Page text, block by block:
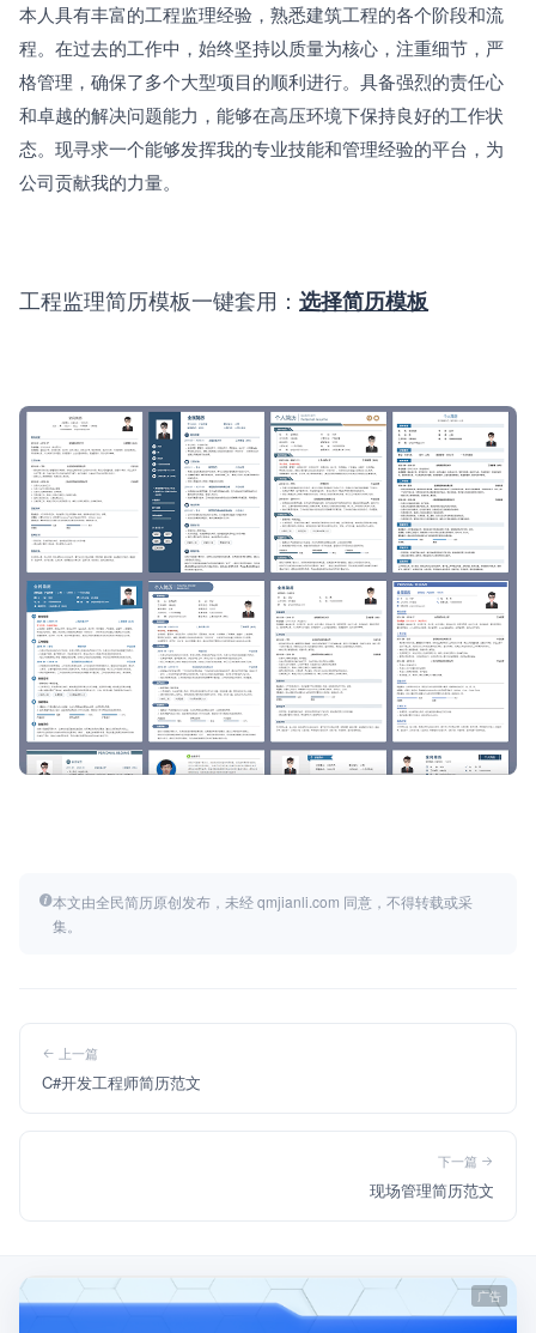
本人具有丰富的工程监理经验，熟悉建筑工程的各个阶段和流
程。在过去的工作中，始终坚持以质量为核心，注重细节，严
格管理，确保了多个大型项目的顺利进行。具备强烈的责任心
和卓越的解决问题能力，能够在高压环境下保持良好的工作状
态。现寻求一个能够发挥我的专业技能和管理经验的平台，为
公司贡献我的力量。
工程监理简历模板一键套用： 选择简历模板
本文由全民简历原创发布，未经 qmjianli.com 同意，不得转载或采
集。
上一篇
C#开发工程师简历范文
下一篇
现场管理简历范文